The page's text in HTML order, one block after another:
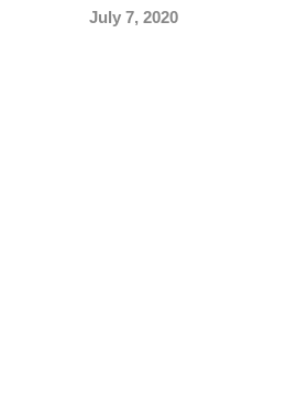
July 7, 2020